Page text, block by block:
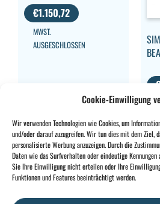
Cookie-Einwilligung
Wir verwenden Technologien wie Cookies, um
und/oder darauf zuzugreifen. Wir tun dies mit dem Ziel,
personalisierte Werbung anzuzeigen. Durch die
Daten wie das Surfverhalten oder eindeutige
Sie Ihre Einwilligung nicht erteilen oder Ihre
Funktionen und Features beeinträchtigt werden.
€1.150,72
MWST.
AUSGESCHLOSSEN
CONTACT
+32 2 897 34Rue des